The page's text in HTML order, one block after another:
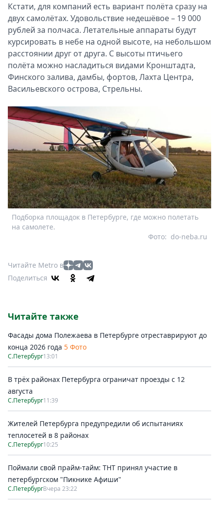
Кстати, для компаний есть вариант полёта сразу на
двух самолётах. Удовольствие недешёвое – 19 000
рублей за полчаса. Летательные аппараты будут
курсировать в небе на одной высоте, на небольшом
расстоянии друг от друга. С высоты птичьего
полёта можно насладиться видами Кронштадта,
Финского залива, дамбы, фортов, Лахта Центра,
Васильевского острова, Стрельны.
Подборка площадок в Петербурге, где можно полетать
на самолете.
do-neba.ru
Фото:
Читайте Metro в
Поделиться
Читайте также
Фасады дома Полежаева в Петербурге отреставрируют до
конца 2026 года 5 Фото
С.Петербург13:01
В трёх районах Петербурга ограничат проезды с 12
августа
С.Петербург11:39
Жителей Петербурга предупредили об испытаниях
теплосетей в 8 районах
С.Петербург10:25
Поймали свой прайм-тайм: ТНТ принял участие в
петербургском "Пикнике Афиши"
С.ПетербургВчера 23:22